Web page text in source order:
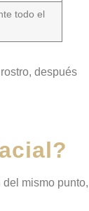
todo el
después
mismo punto,